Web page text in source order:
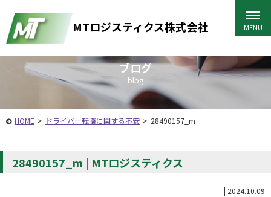
MTロジスティクス株式会社
ブログ
blog
HOME > ドライバー転職に関する不安 > 28490157_m
28490157_m | MTロジスティクス
| 2024.10.09